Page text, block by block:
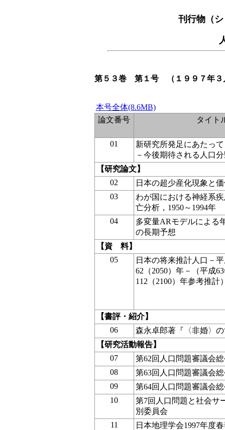
刊行物（
第５３巻 第１号 （１９９７年３
本号全体(8.6MB)
論文番号
タイト
01
新研究所発足にあたって
－今後期待される人口
【研究論文】
02
日本の超少産化現象と
03
わが国における神経系
亡分析，1950～1994年
04
多変量ARモデルによる
の長期予想
【資 料】
05
日本の将来推計人口－
62（2050）年－（平成
112（2100）年参考推計
【書評・紹介】
06
森永卓郎著『〈非婚〉
【研究活動報告】
07
第62回人口問題審議会
08
第63回人口問題審議会
09
第64回人口問題審議会
10
第7回人口問題と社会サ
別委員会
11
日本地理学会1997年度